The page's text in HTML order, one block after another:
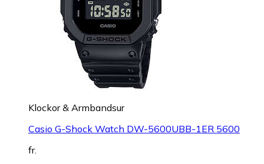
Klockor & Armbandsur
Casio G-Shock Watch DW-5600UBB-1ER 5600
fr.